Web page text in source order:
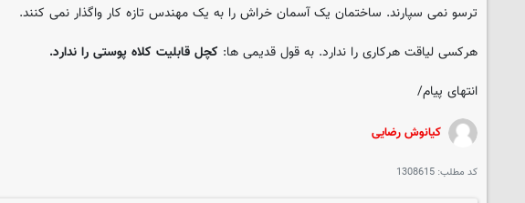
ترسو نمی سپارند. ساختمان یک آسمان خراش را به یک مهندس تازه کار واگذار نمی کنند.
هرکسی لیاقت هرکاری را ندارد. به قول قدیمی ها: کچل قابلیت کلاه پوستی را ندارد.
انتهای پیام/
کیانوش رضایی
کد مطلب: 1308615